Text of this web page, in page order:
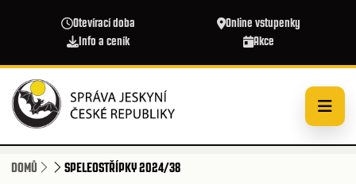
Otevírací doba
Online vstupenky
Info a ceník
Akce
DOMŮ SPELEOSTŘÍPKY 2024/38